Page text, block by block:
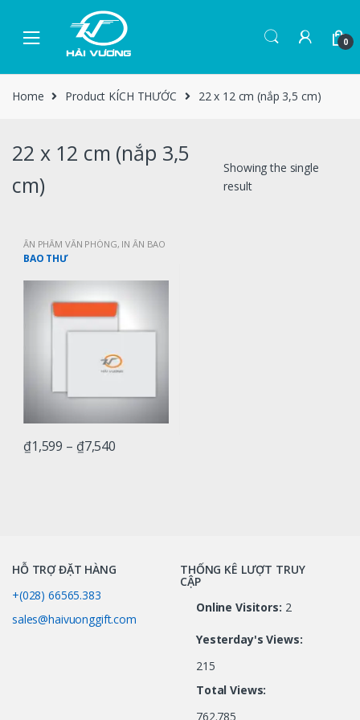
0
Home Product KÍCH THƯỚC 22 x 12 cm (nắp 3,5 cm)
22 x 12 cm (nắp 3,5
cm)
Showing the single
result
ẤN PHẨM VĂN PHÒNG, IN ẤN BAO
THƯ
BAO THƯ
₫1,599 – ₫7,540
HỖ TRỢ ĐẶT HÀNG
+(028) 66565.383
sales@haivuonggift.com
THỐNG KÊ LƯỢT TRUY
CẬP
Online Visitors: 2
Yesterday's Views:
215
Total Views:
762.785